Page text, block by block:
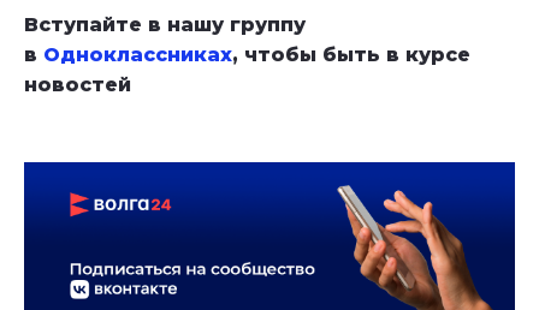
Вступайте в нашу группу
в Одноклассниках, чтобы быть в курсе
новостей